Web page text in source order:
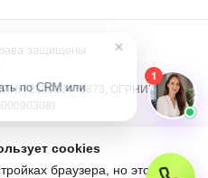
защищены
(ИНН 230813476873, ОГРНИП
сайте, не является публичной
статьями 435−437 ГК РФ.
1
×
по CRM или
cookies
браузера, но это может